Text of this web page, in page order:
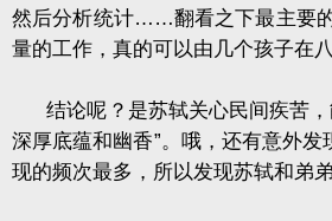
然后分析统计……翻看之下最主要
量的工作，真的可以由几个孩子在
结论呢？是苏轼关心民间疾苦
深厚底蕴和幽香”。哦，还有意外发
现的频次最多，所以发现苏轼和弟